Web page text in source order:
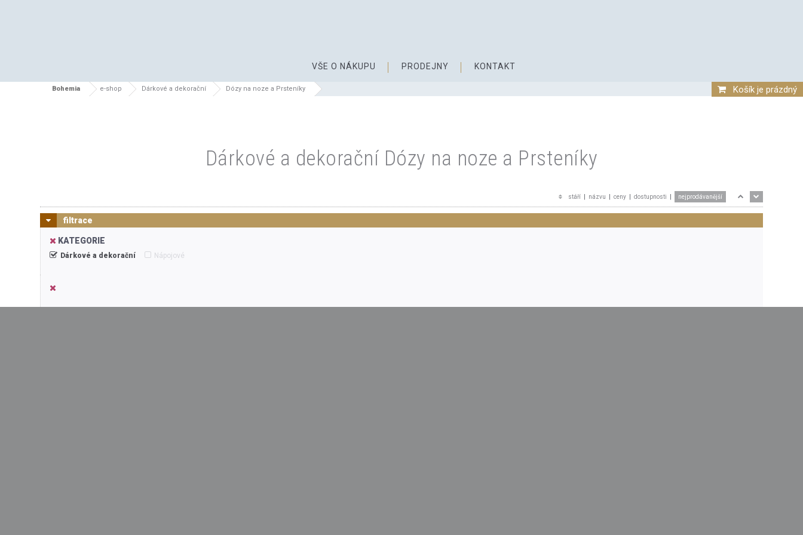
VŠE O NÁKUPU PRODEJNY KONTAKT
Košík je prázdný
Bohemia e-shop Dárkové a dekorační Dózy na noze a Prsteníky
Dárkové a dekorační Dózy na noze a Prsteníky
stáří názvu ceny dostupnosti nejprodávanější
filtrace
KATEGORIE
Dárkové a dekorační Nápojové